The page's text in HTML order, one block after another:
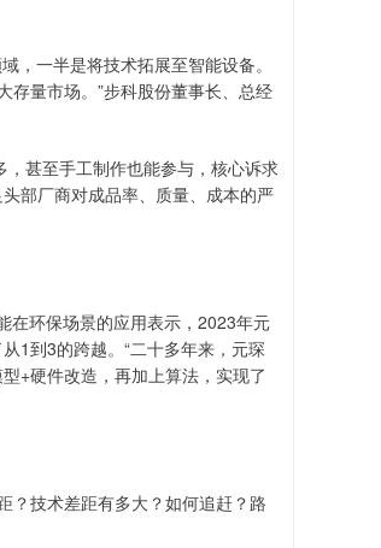
一半是将技术拓展至智能设备。
存量市场。”步科股份董事长、总经
甚至手工制作也能参与，核心诉求
部厂商对成品率、质量、成本的严
环保场景的应用表示，2023年元
1到3的跨越。“二十多年来，元琛
+硬件改造，再加上算法，实现了
技术差距有多大？如何追赶？路